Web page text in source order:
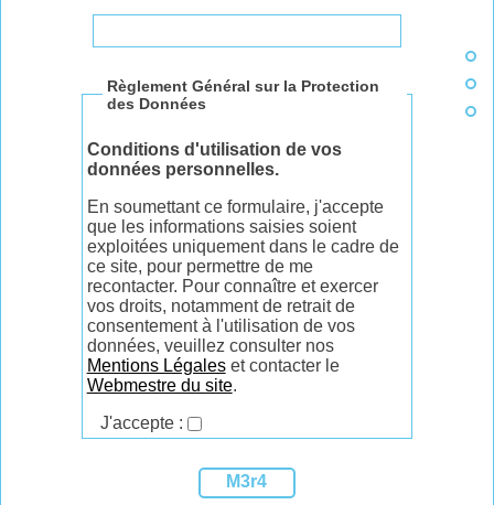
Règlement Général sur la Protection
des Données
Conditions d'utilisation de vos
données personnelles.
En soumettant ce formulaire, j'accepte
que les informations saisies soient
exploitées uniquement dans le cadre de
ce site, pour permettre de me
recontacter. Pour connaître et exercer
vos droits, notamment de retrait de
consentement à l'utilisation de vos
données, veuillez consulter nos
Mentions Légaleset contacter le
Webmestre du site.
J'accepte :
M3r4